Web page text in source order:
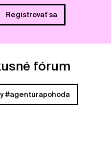
Registrovať sa
fórum
#agenturapohoda